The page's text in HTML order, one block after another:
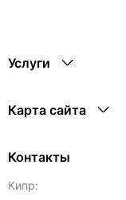
Услуги
Карта сайта
Контакты
Кипр: